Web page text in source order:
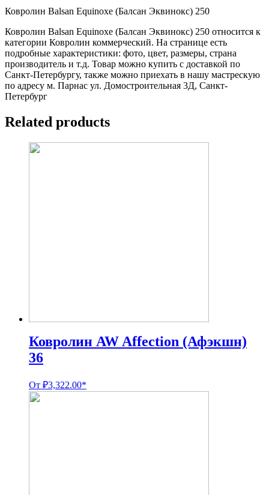
Ковролин Balsan Equinoxe (Балсан Эквинокс) 250
Ковролин Balsan Equinoxe (Балсан Эквинокс) 250 относится к
категории Ковролин коммерческий. На странице есть
подробные характеристики: фото, цвет, размеры, страна
производитель и т.д. Товар можно купить с доставкой по
Санкт-Петербургу, также можно приехать в нашу мастрескую
по адресу м. Парнас ул. Домостроительная 3Д, Санкт-
Петербург
Related products
Ковролин AW Affection (Афэкшн)
36
От ₽3,322.00*